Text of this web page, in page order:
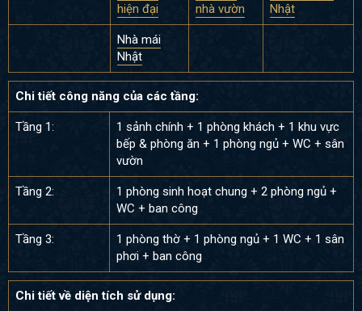
hiện đại
nhà vườn
Nhật
Nhà mái
Nhật
Chi tiết công năng của các tầng:
Tầng 1:
1 sảnh chính + 1 phòng khách + 1 khu vực
bếp & phòng ăn + 1 phòng ngủ + WC + sân
vườn
Tầng 2:
1 phòng sinh hoạt chung + 2 phòng ngủ +
WC + ban công
Tầng 3:
1 phòng thờ + 1 phòng ngủ + 1 WC + 1 sân
phơi + ban công
Chi tiết về diện tích sử dụng: